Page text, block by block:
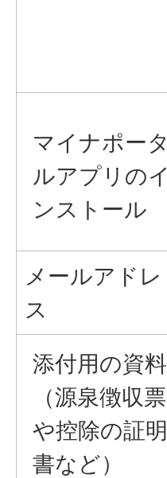
マイナポータ
ルアプリのイ
ンストール
メールアドレ
ス
添付用の資料
（源泉徴収票
や控除の証明
書など）